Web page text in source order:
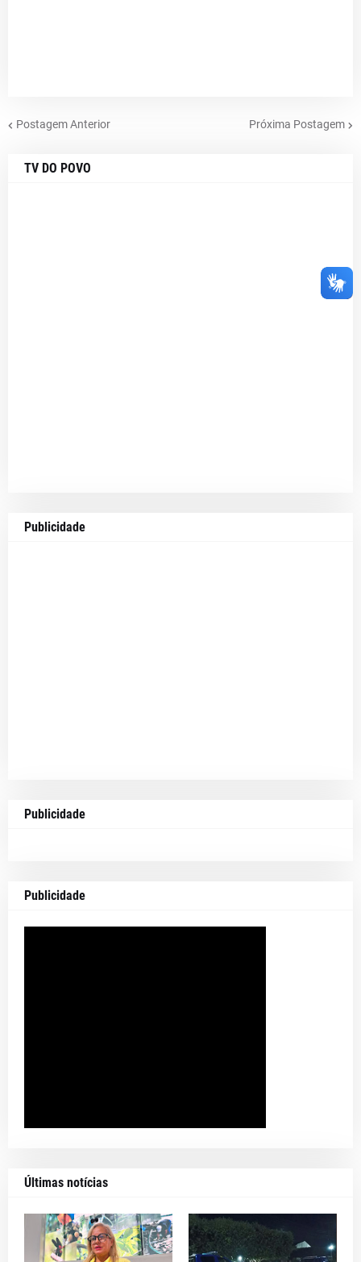
Postagem Anterior Próxima Postagem
TV DO POVO
Publicidade
Publicidade
Publicidade
Últimas notícias